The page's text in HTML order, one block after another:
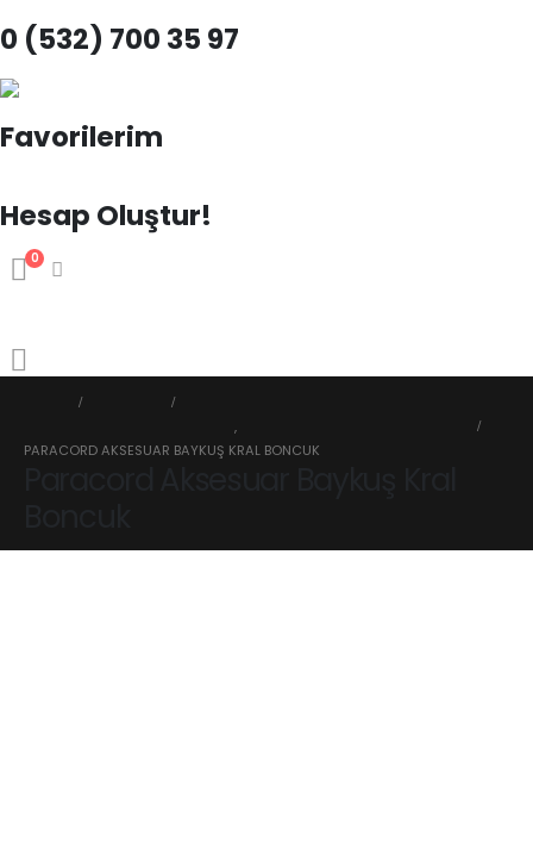
0 (532) 700 35 97
Favorilerim
Hesap Oluştur!
0
,
PARACORD AKSESUAR BAYKUŞ KRAL BONCUK